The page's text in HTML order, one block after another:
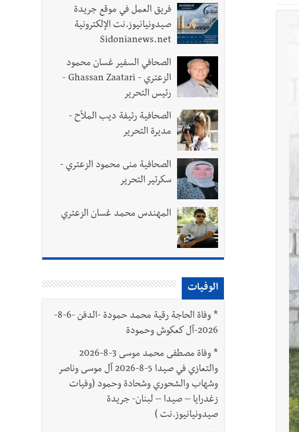
الاماراتي خلف الحبتور : 112 شهيداً شُيّعوا في ‫غزة‬ بعد أن بقوا تحت الأنقاض منذ عام 2023: أيُعقل أن يبقى الشعب الفلسطيني يعيش كل هذا الألم؟ وإلى متى
فريق العمل في موقع جريدة
صيدونيانيوز.نت الإلكترونية
Sidonianews.net
الصحافي السفير غسان محمود
الزعتري - Ghassan Zaatari -
رئيس التحرير
الصحافية رئيفة ديب الملاّح -
مديرة التحرير
الصحافية منى محمود الزعتري -
سكرتير التحرير
المهندس محمد غسان الزعتري
الوفيات
*
وفاة الحاجة رقية محمد حمودة -الدفن -6-8-
2026-آل كعكوش وحمودة
*
وفاة مصطفى محمد موسى 3-8-2026
والتعازي في صيدا 5-8-2026 آل موسى وناصر
وشهاب والشحوري وشحادة وحمود (وفيات
زغدرايا – صيدا – لبنان- جريدة
صيدونيانيوز.نت )